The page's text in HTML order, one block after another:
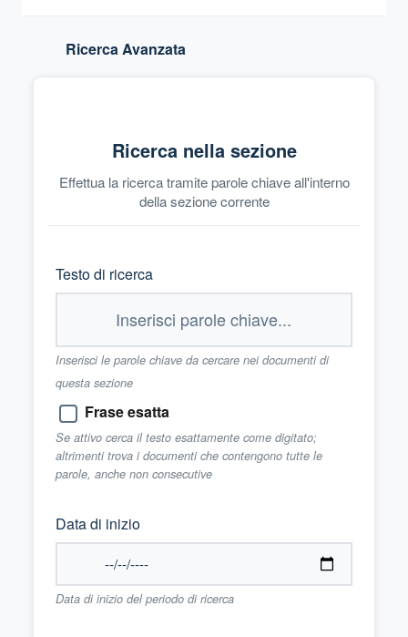
Ricerca Avanzata
Ricerca nella sezione
Effettua la ricerca tramite parole chiave all'interno
della sezione corrente
Testo di ricerca
Inserisci le parole chiave da cercare nei documenti di
questa sezione
Frase esatta
Se attivo cerca il testo esattamente come digitato;
altrimenti trova i documenti che contengono tutte le
parole, anche non consecutive
Data di inizio
Data di inizio del periodo di ricerca